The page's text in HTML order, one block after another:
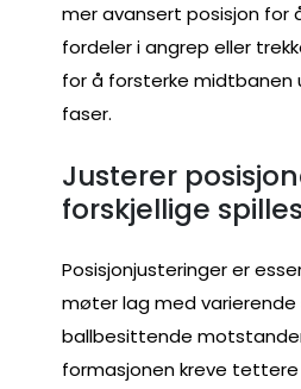
mer avansert posisjon for
fordeler i angrep eller
for å forsterke midtbanen
faser.
Justerer
forskjellige
Posisjonjusteringer er
møter lag med varierende
ballbesittende
formasjonen kreve